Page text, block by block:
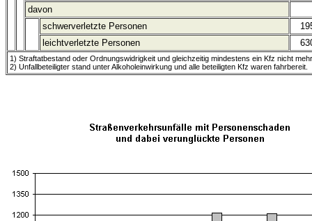
davon
schwerverletzte Personen
leichtverletzte Personen
1) Straftatbestand oder Ordnungswidrigkeit und gleichzeitig mindestens ein Kfz nicht
2) Unfallbeteiligter stand unter Alkoholeinwirkung und alle beteiligten Kfz waren fahrbereit.